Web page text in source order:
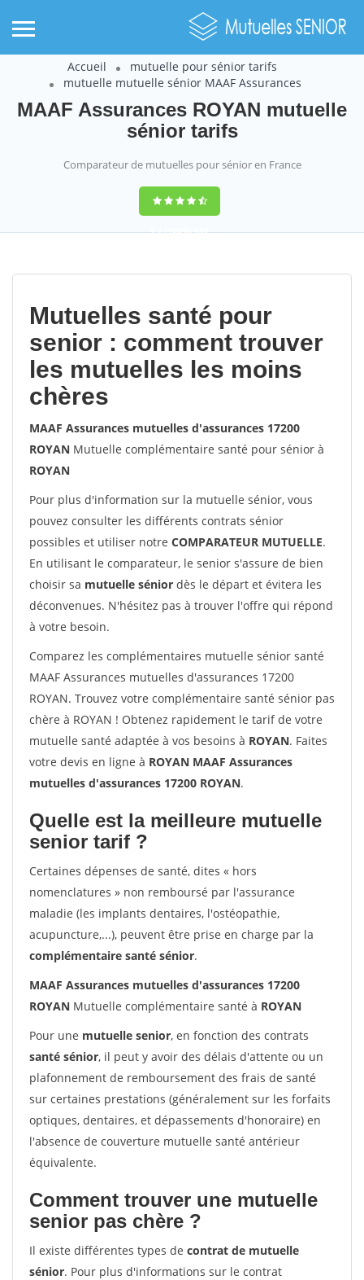
Accueil
mutuelle pour sénior tarifs
mutuelle mutuelle sénior MAAF Assurances
MAAF Assurances ROYAN mutuelle
sénior tarifs
Comparateur de mutuelles pour sénior en France
9,2(100%)452
Mutuelles santé pour
senior : comment trouver
les mutuelles les moins
chères
MAAF Assurances mutuelles d'assurances 17200
ROYAN Mutuelle complémentaire santé pour sénior à
ROYAN
Pour plus d'information sur la mutuelle sénior, vous
pouvez consulter les différents contrats sénior
possibles et utiliser notre COMPARATEUR MUTUELLE.
En utilisant le comparateur, le senior s'assure de bien
choisir sa mutuelle sénior dès le départ et évitera les
déconvenues. N'hésitez pas à trouver l'offre qui répond
à votre besoin.
Comparez les complémentaires mutuelle sénior santé
MAAF Assurances mutuelles d'assurances 17200
ROYAN. Trouvez votre complémentaire santé sénior pas
chère à ROYAN ! Obtenez rapidement le tarif de votre
mutuelle santé adaptée à vos besoins à ROYAN. Faites
votre devis en ligne à ROYAN MAAF Assurances
mutuelles d'assurances 17200 ROYAN.
Quelle est la meilleure mutuelle
senior tarif ?
Certaines dépenses de santé, dites « hors
nomenclatures » non remboursé par l'assurance
maladie (les implants dentaires, l'ostéopathie,
acupuncture,...), peuvent être prise en charge par la
complémentaire santé sénior.
MAAF Assurances mutuelles d'assurances 17200
ROYAN Mutuelle complémentaire santé à ROYAN
Pour une mutuelle senior, en fonction des contrats
santé sénior, il peut y avoir des délais d'attente ou un
plafonnement de remboursement des frais de santé
sur certaines prestations (généralement sur les forfaits
optiques, dentaires, et dépassements d'honoraire) en
l'absence de couverture mutuelle santé antérieur
équivalente.
Comment trouver une mutuelle
senior pas chère ?
Il existe différentes types de contrat de mutuelle
sénior. Pour plus d'informations sur le contrat